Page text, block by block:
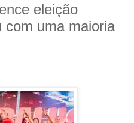
eleição
com uma maioria